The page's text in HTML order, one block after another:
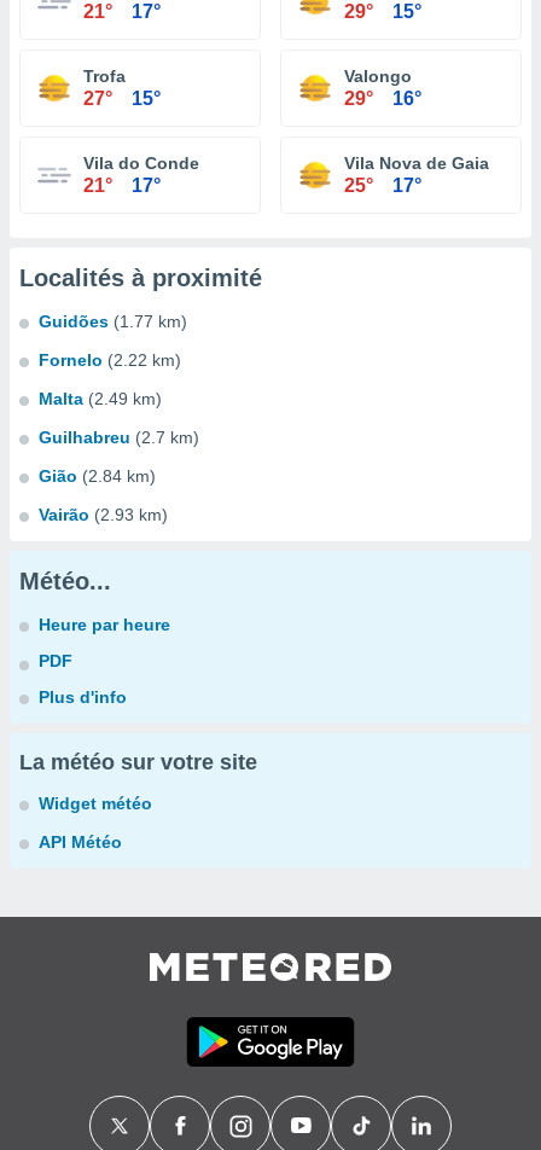
21° 17° 29° 15°
Trofa
27° 15°
Valongo
29° 16°
Vila do Conde
21° 17°
Vila Nova de Gaia
25° 17°
Localités à proximité
Guidões (1.77 km)
Fornelo (2.22 km)
Malta (2.49 km)
Guilhabreu (2.7 km)
Gião (2.84 km)
Vairão (2.93 km)
Météo...
Heure par heure
PDF
Plus d'info
La météo sur votre site
Widget météo
API Météo